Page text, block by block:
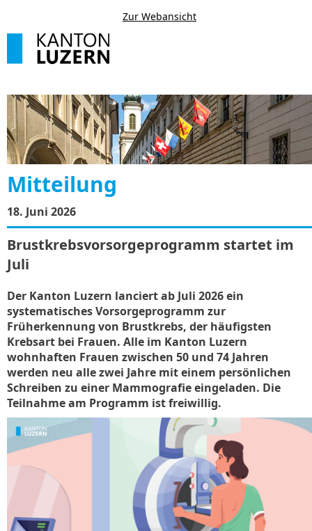
Zur Webansicht
Mitteilung
18. Juni 2026
Brustkrebsvorsorgeprogramm startet im
Juli
Der Kanton Luzern lanciert ab Juli 2026 ein
systematisches Vorsorgeprogramm zur
Früherkennung von Brustkrebs, der häufigsten
Krebsart bei Frauen. Alle im Kanton Luzern
wohnhaften Frauen zwischen 50 und 74 Jahren
werden neu alle zwei Jahre mit einem persönlichen
Schreiben zu einer Mammografie eingeladen. Die
Teilnahme am Programm ist freiwillig.